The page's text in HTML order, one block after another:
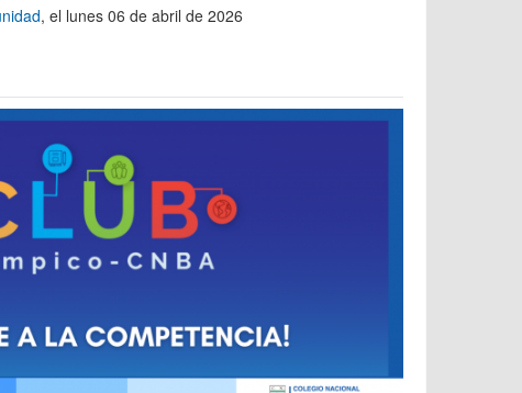
, el lunes 06 de abril de 2026